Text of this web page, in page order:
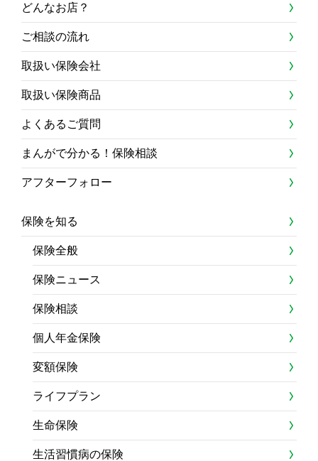
どんなお店？
ご相談の流れ
取扱い保険会社
取扱い保険商品
よくあるご質問
まんがで分かる！保険相談
アフターフォロー
保険を知る
保険全般
保険ニュース
保険相談
個人年金保険
変額保険
ライフプラン
生命保険
生活習慣病の保険